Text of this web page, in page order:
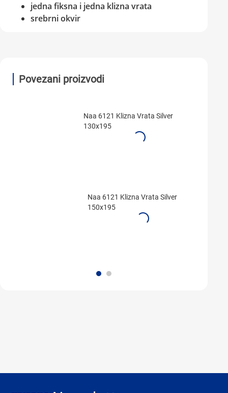
jedna fiksna i jedna klizna vrata
srebrni okvir
Povezani proizvodi
Naa 6121 Klizna Vrata Silver
130x195
Naa 6121 Klizna Vrata Silver
150x195